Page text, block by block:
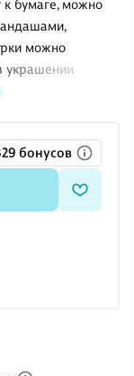
к бумаге, можно
можно
украшении
бонусов